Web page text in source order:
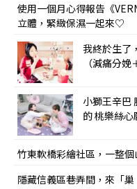
使用一個月心得報告《
立體，緊緻保濕一起來♡
我終於生了
（減痛分娩
小獅王辛巴
的 桃樂絲心
竹東軟橋彩繪社區，一整
隱藏信義區巷弄間，來「